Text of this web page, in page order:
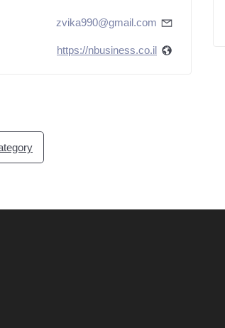
zvika990@gmail.com
https://nbusiness.co.il